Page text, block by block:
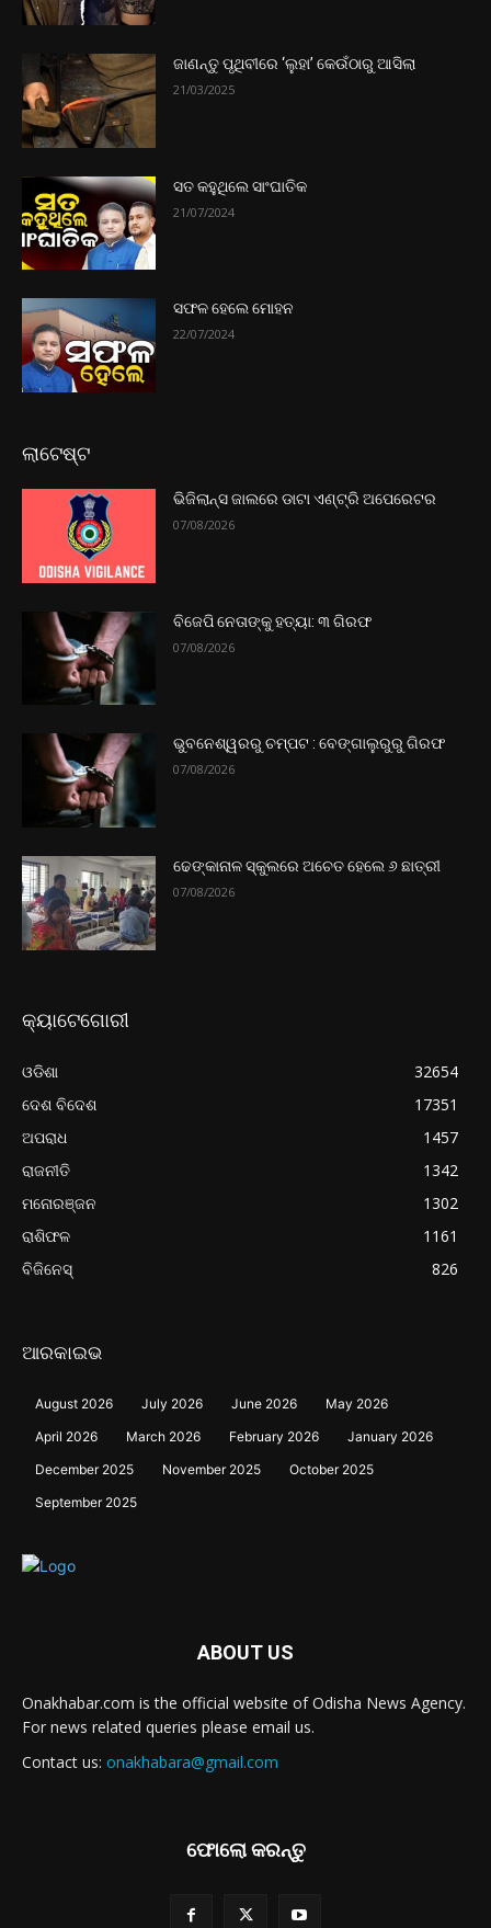
ଜାଣନ୍ତୁ ପୃଥିବୀରେ ‘ଲୁହା’ କେଉଁଠାରୁ ଆସିଲା
21/03/2025
ସତ କହୁଥିଲେ ସାଂଘାତିକ
21/07/2024
ସଫଳ ହେଲେ ମୋହନ
22/07/2024
ଲାଟେଷ୍ଟ
ଭିଜିଲାନ୍ସ ଜାଲରେ ଡାଟା ଏଣ୍ଟ୍ରି ଅପେରେଟର
07/08/2026
ବିଜେପି ନେତାଙ୍କୁ ହତ୍ୟା: ୩ ଗିରଫ
07/08/2026
ଭୁବନେଶ୍ୱରରୁ ଚମ୍ପଟ : ବେଙ୍ଗାଲୁରୁରୁ ଗିରଫ
07/08/2026
ଢେଙ୍କାନାଳ ସ୍କୁଲରେ ଅଚେତ ହେଲେ ୬ ଛାତ୍ରୀ
07/08/2026
କ୍ୟାଟେଗୋରୀ
ଓଡିଶା
32654
ଦେଶ ବିଦେଶ
17351
ଅପରାଧ
1457
ରାଜନୀତି
1342
ମନୋରଞ୍ଜନ
1302
ରାଶିଫଳ
1161
ବିଜିନେସ୍
826
ଆରକାଇଭ
August 2026 July 2026 June 2026
May 2026
April 2026
March 2026 February 2026
January 2026
December 2025
November 2025
October 2025
September 2025
ABOUT US
Onakhabar.com is the official website of Odisha News Agency.
For news related queries please email us.
Contact us: onakhabara@gmail.com
ଫୋଲୋ କରନ୍ତୁ